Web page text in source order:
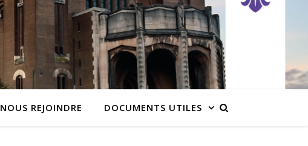
NOUS REJOINDRE DOCUMENTS UTILES